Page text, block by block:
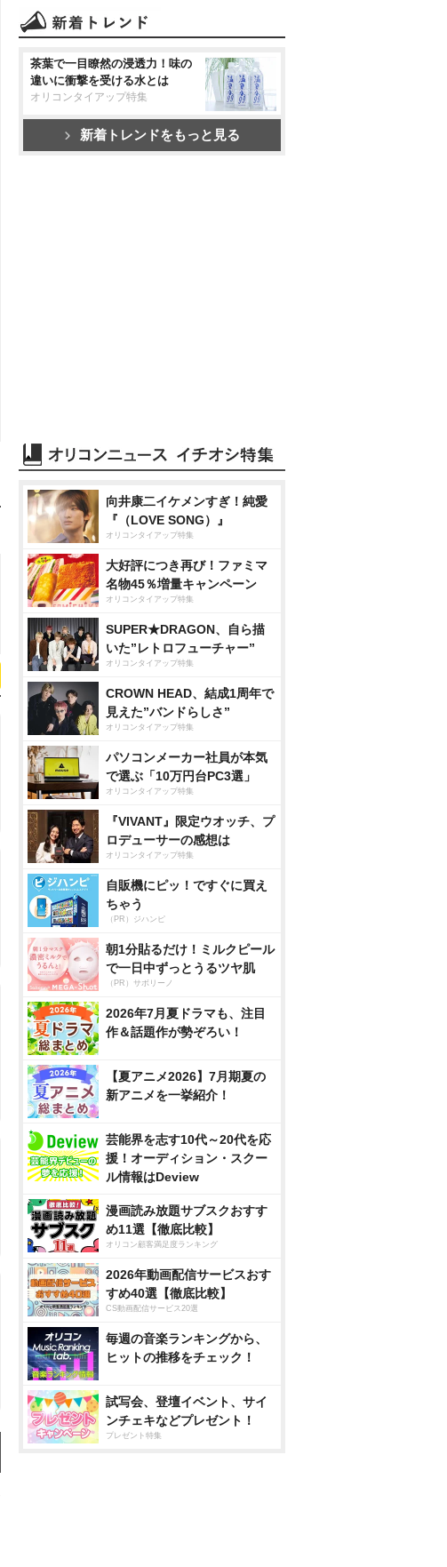
茶葉で一目瞭然の浸透力！味の
違いに衝撃を受ける水とは
オリコンタイアップ特集
新着トレンドをもっと見る
向井康二イケメンすぎ！純愛
『（LOVE SONG）』
オリコンタイアップ特集
大好評につき再び！ファミマ
名物45％増量キャンペーン
オリコンタイアップ特集
SUPER★DRAGON、自ら描
いた”レトロフューチャー”
オリコンタイアップ特集
CROWN HEAD、結成1周年で
見えた”バンドらしさ”
オリコンタイアップ特集
パソコンメーカー社員が本気
で選ぶ「10万円台PC3選」
オリコンタイアップ特集
『VIVANT』限定ウオッチ、プ
ロデューサーの感想は
オリコンタイアップ特集
自販機にピッ！ですぐに買え
ちゃう
（PR）ジハンピ
朝1分貼るだけ！ミルクピール
で一日中ずっとうるツヤ肌
（PR）サボリーノ
2026年7月夏ドラマも、注目
作＆話題作が勢ぞろい！
【夏アニメ2026】7月期夏の
新アニメを一挙紹介！
芸能界を志す10代～20代を応
援！オーディション・スクー
ル情報はDeview
漫画読み放題サブスクおすす
め11選【徹底比較】
オリコン顧客満足度ランキング
2026年動画配信サービスおす
すめ40選【徹底比較】
CS動画配信サービス20選
毎週の音楽ランキングから、
ヒットの推移をチェック！
試写会、登壇イベント、サイ
ンチェキなどプレゼント！
プレゼント特集